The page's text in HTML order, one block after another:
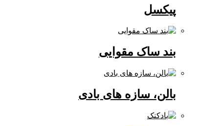
بند ساک مقوایی
بالن، سازه های بادی